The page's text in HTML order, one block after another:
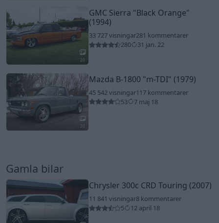
20
GMC Sierra "Black Orange"
(1994)
33 727 visningar281 kommentarer
280
31 jan. 22
20
Mazda B-1800 "m-TDI" (1979)
45 542 visningar117 kommentarer
53
7 maj 18
Gamla bilar
Chrysler 300c CRD Touring (2007)
11 841 visningar8 kommentarer
5
12 april 18